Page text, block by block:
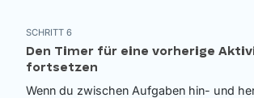
SCHRITT 6
Den Timer für eine vorherige
fortsetzen
Wenn du zwischen Aufgaben hin- und